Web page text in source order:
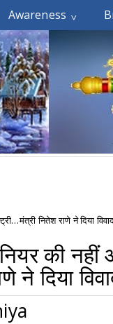
Awareness
नितेश राणे ने दिया
की नहीं
ने दिया